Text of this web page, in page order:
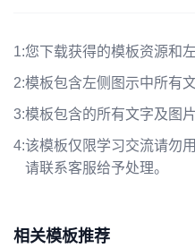
1:您下载获得的模板资源和
2:模板包含左侧图示中所有
3:模板包含的所有文字及图
4:该模板仅限学习交流请勿
请联系客服给予处理。
相关模板推荐